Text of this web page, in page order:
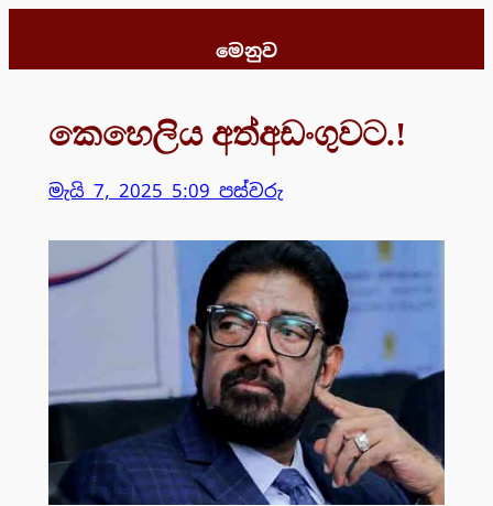
මෙනුව
කෙහෙලිය අත්අඩංගුවට.!
මැයි 7, 2025 5:09 පස්වරු